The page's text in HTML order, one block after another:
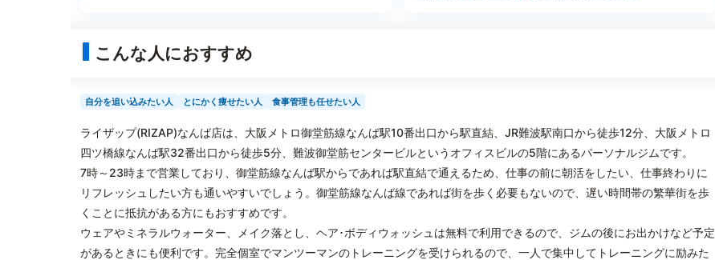
こんな人におすすめ
自分を追い込みたい人 とにかく痩せたい人 食事管理も任せたい人
ライザップ(RIZAP)なんば店は、大阪メトロ御堂筋線なんば駅10番出口から駅直結、JR難波駅南口から徒歩12分、大阪メトロ
四ツ橋線なんば駅32番出口から徒歩5分、難波御堂筋センタービルというオフィスビルの5階にあるパーソナルジムです。
7時～23時まで営業しており、御堂筋線なんば駅からであれば駅直結で通えるため、仕事の前に朝活をしたい、仕事終わりに
リフレッシュしたい方も通いやすいでしょう。御堂筋線なんば線であれば街を歩く必要もないので、遅い時間帯の繁華街を歩
くことに抵抗がある方にもおすすめです。
ウェアやミネラルウォーター、メイク落とし、ヘア･ボディウォッシュは無料で利用できるので、ジムの後にお出かけなど予定
があるときにも便利です。完全個室でマンツーマンのトレーニングを受けられるので、一人で集中してトレーニングに励みた